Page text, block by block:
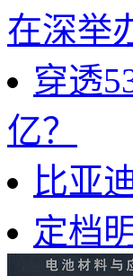
在深举
穿透
亿？
比亚
定档